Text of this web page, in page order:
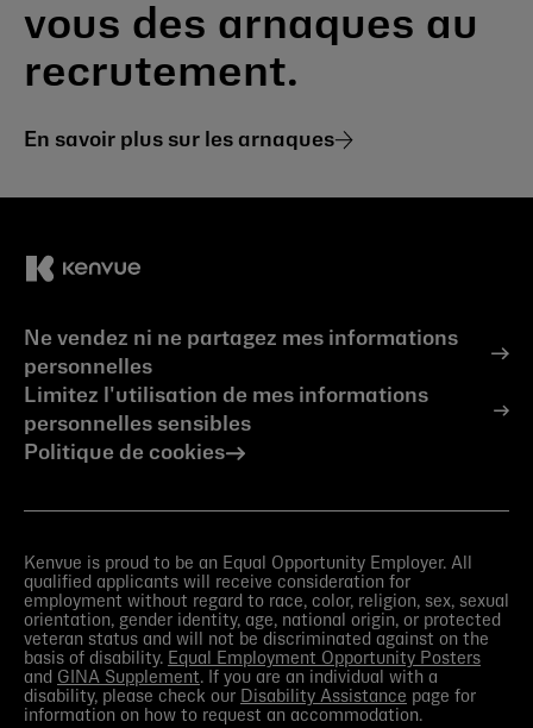
vous des arnaques au
recrutement.
En savoir plus sur les arnaques
Ne vendez ni ne partagez mes informations
personnelles
Limitez l'utilisation de mes informations
personnelles sensibles
Politique de cookies
Kenvue is proud to be an Equal Opportunity Employer. All
qualified applicants will receive consideration for
employment without regard to race, color, religion, sex, sexual
orientation, gender identity, age, national origin, or protected
veteran status and will not be discriminated against on the
basis of disability. Equal Employment Opportunity Posters
and GINA Supplement. If you are an individual with a
disability, please check our
Disability Assistance page for
information on how to request an accommodation.